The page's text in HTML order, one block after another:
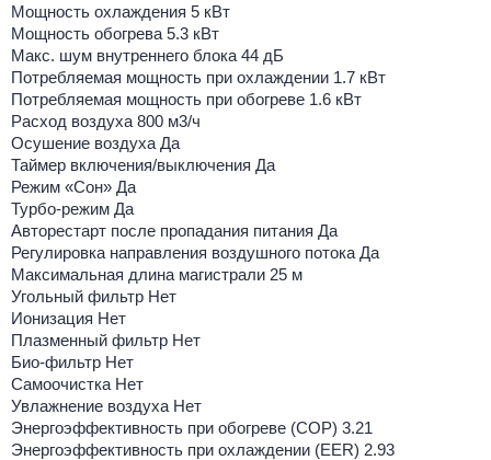
Мощность охлаждения 5 кВт
Мощность обогрева 5.3 кВт
Макс. шум внутреннего блока 44 дБ
Потребляемая мощность при охлаждении 1.7 кВт
Потребляемая мощность при обогреве 1.6 кВт
Расход воздуха 800 м3/ч
Осушение воздуха Да
Таймер включения/выключения Да
Режим «Сон» Да
Турбо-режим Да
Авторестарт после пропадания питания Да
Регулировка направления воздушного потока Да
Максимальная длина магистрали 25 м
Угольный фильтр Нет
Ионизация Нет
Плазменный фильтр Нет
Био-фильтр Нет
Самоочистка Нет
Увлажнение воздуха Нет
Энергоэффективность при обогреве (COP) 3.21
Энергоэффективность при охлаждении (EER) 2.93